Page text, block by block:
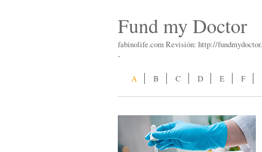
Fund my Doctor
fabinolife.com Revisión: http://
-
A B C D E F